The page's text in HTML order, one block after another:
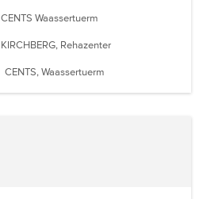
CENTS Waassertuerm
KIRCHBERG, Rehazenter
CENTS, Waassertuerm